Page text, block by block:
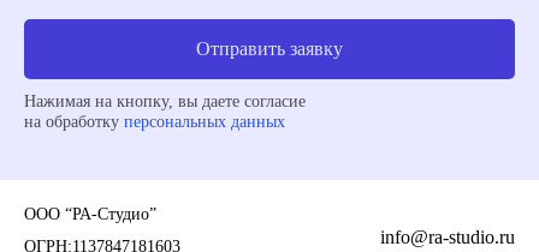
Отправить заявку
Нажимая на кнопку, вы даете согласие
на обработку персональных данных
ООО “РА-Студио”
ОГРН:1137847181603
info@ra-studio.ru